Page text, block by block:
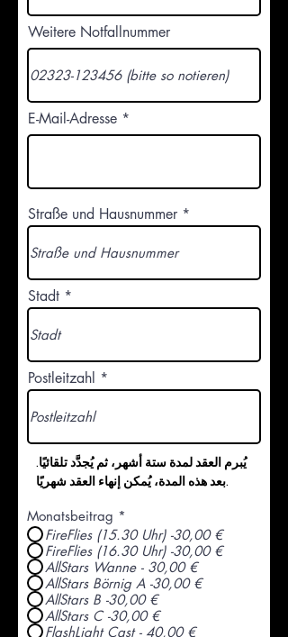
Weitere Notfallnummer
E-Mail-Adresse
Straße und Hausnummer
Stadt
Postleitzahl
يُبرم العقد لمدة ستة أشهر، ثم يُجدَّد تلقائيًا.
بعد هذه المدة، يُمكن إنهاء العقد شهريًا.
Monatsbeitrag *
FireFlies (15.30 Uhr) -30,00 €
FireFlies (16.30 Uhr) -30,00 €
AllStars Wanne - 30,00 €
AllStars Börnig A -30,00 €
AllStars B -30,00 €
AllStars C -30,00 €
FlashLight Cast - 40,00 €